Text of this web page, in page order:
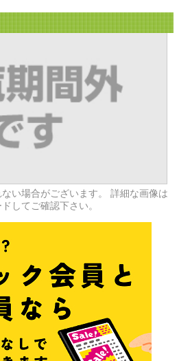
い場合がございます。 詳細な画像は
してご確認下さい。